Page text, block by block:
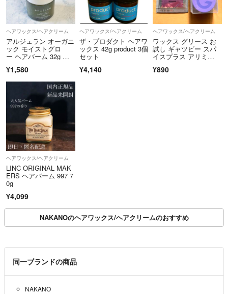
ヘアワックス/ヘアクリーム
アルジェラン オーガニ
ック モイストグロ
ー ヘアバーム 32g ヘ
¥1,580
ヘアワックス/ヘアクリーム
ザ・プロダクト ヘアワ
ックス 42g product 3個
セット
¥4,140
ヘアワックス/ヘアクリーム
ワックス グリース お
試し ギャツビー スパ
イスプラス アリミ
¥890
ヘアワックス/ヘアクリーム
LINC ORIGINAL MAK
ERS ヘアバーム 997 7
0g
¥4,099
NAKANOのヘアワックス/ヘアクリームのおすすめ
同一ブランドの商品
NAKANO